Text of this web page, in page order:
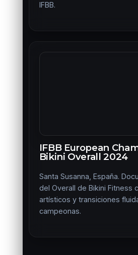
IFBB.
IFBB European
Bikini Overall 2024
Santa Susanna, España.
del Overall de Bikini Fitness
artísticos y transiciones
campeonas.